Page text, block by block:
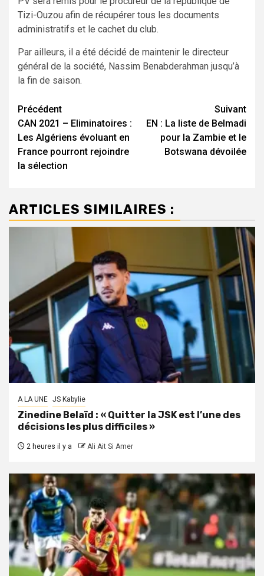
Tizi-Ouzou afin de récupérer tous les documents
administratifs et le cachet du club.
Par ailleurs, il a été décidé de maintenir le directeur
général de la société, Nassim Benabderahman jusqu’à
la fin de saison.
Navigation
d’article
Précédent
CAN 2021 – Eliminatoires :
Les Algériens évoluant en
France pourront rejoindre
la sélection
Suivant
EN : La liste de Belmadi
pour la Zambie et le
Botswana dévoilée
ARTICLES SIMILAIRES :
A LA UNE JS Kabylie
Zinedine Belaïd : « Quitter la JSK est l’une des
décisions les plus difficiles »
2 heures il y a Ali Ait Si Amer